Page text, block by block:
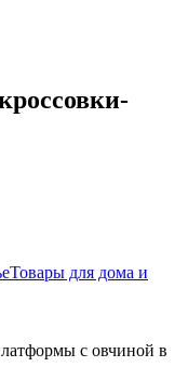
Товары для дома и
с овчиной в